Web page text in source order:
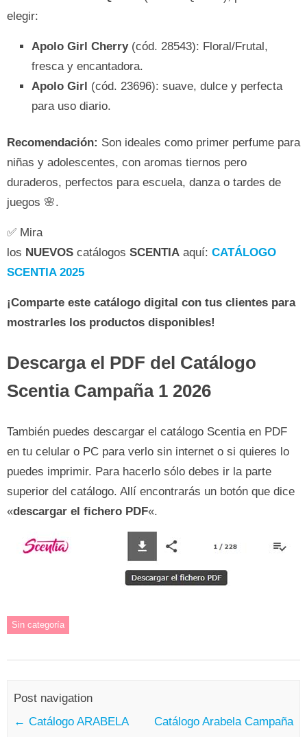
elegir:
Apolo Girl Cherry(cód. 28543): Floral/Frutal,
fresca y encantadora.
Apolo Girl (cód. 23696): suave, dulce y perfecta
para uso diario.
Recomendación: Son ideales como primer perfume para
niñas y adolescentes, con aromas tiernos pero
duraderos, perfectos para escuela, danza o tardes de
juegos 🌸.
✅ Mira
los NUEVOS catálogos SCENTIA aquí: CATÁLOGO
SCENTIA 2025
¡Comparte este catálogo digital con tus clientes para
mostrarles los productos disponibles!
Descarga el PDF del Catálogo
Scentia Campaña 1 2026
También puedes descargar el catálogo Scentia en PDF
en tu celular o PC para verlo sin internet o si quieres lo
puedes imprimir. Para hacerlo sólo debes ir la parte
superior del catálogo. Allí encontrarás un botón que dice
«descargar el fichero PDF«.
Sin categoría
Post navigation
← Catálogo ARABELA
Catálogo Arabela Campaña